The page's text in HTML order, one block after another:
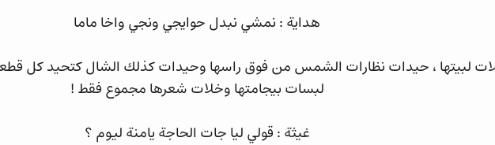
هداية : نمشي نبدل حوايجي ونجي واخا ماما
لبيتها ، حيدات نظارات الشمس من فوق راسها وحيدات كذلك الشال كتحيد كل
لبسات بيجامتها وخلات شعرها مجموع فقط !
غيثة : قولي ليا جات الحاجة يامنة ليوم ؟